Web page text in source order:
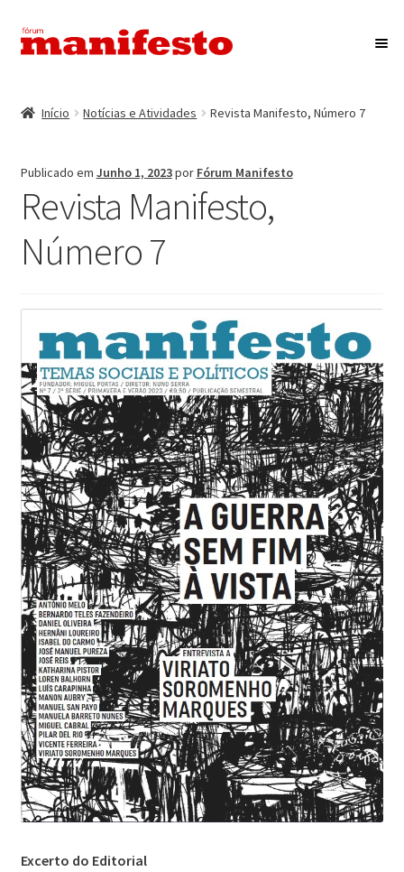
Ir
para
Saltar
para
Eventos
Início Notícias e Atividades Revista Manifesto, Número 7
Publicado em Junho 1, 2023por Fórum Manifesto
Revista Manifesto,
Número 7
Excerto do Editorial